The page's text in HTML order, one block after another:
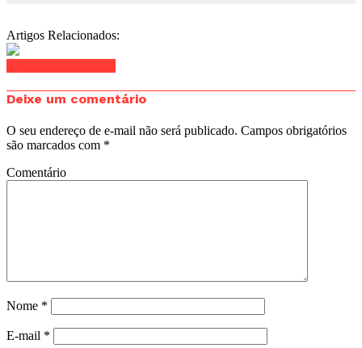
Artigos Relacionados:
Deixe um comentário
O seu endereço de e-mail não será publicado. Campos obrigatórios
são marcados com *
Comentário
Nome *
E-mail *